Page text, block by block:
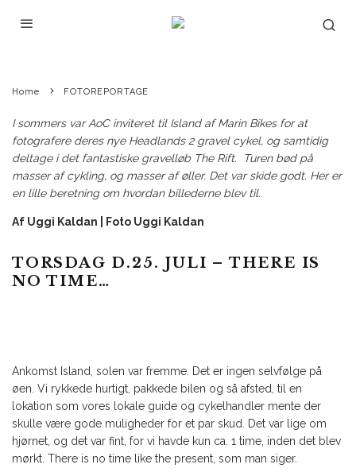
FOTOREPORTAGE
Home FOTOREPORTAGE
I sommers var AoC inviteret til Island af Marin Bikes for at
fotografere deres nye Headlands 2 gravel cykel, og samtidig
deltage i det fantastiske gravelløb The Rift. Turen bød på
masser af cykling, og masser af øller. Det var skide godt. Her er
en lille beretning om hvordan billederne blev til.
Af Uggi Kaldan | Foto Uggi Kaldan
TORSDAG D.25. JULI – THERE IS
NO TIME…
Ankomst Island, solen var fremme. Det er ingen selvfølge på
øen. Vi rykkede hurtigt, pakkede bilen og så afsted, til en
lokation som vores lokale guide og cykelhandler mente der
skulle være gode muligheder for et par skud. Det var lige om
hjørnet, og det var fint, for vi havde kun ca. 1 time, inden det blev
mørkt. There is no time like the present, som man siger.